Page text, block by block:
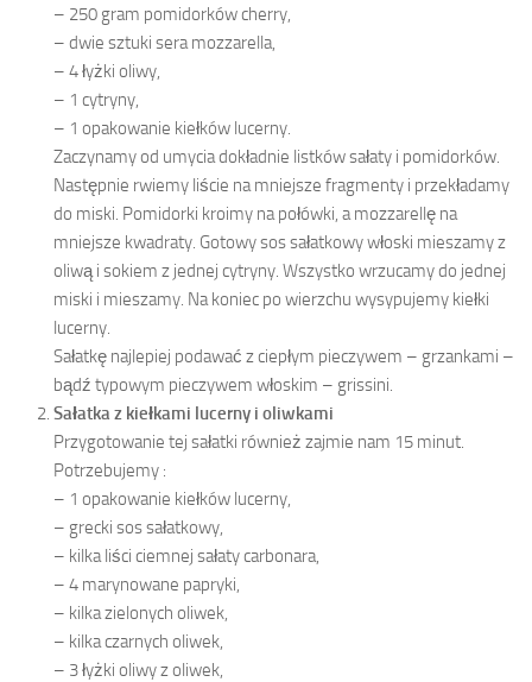
– 250 gram pomidorków cherry,
– dwie sztuki sera mozzarella,
– 4 łyżki oliwy,
– 1 cytryny,
– 1 opakowanie kiełków lucerny.
Zaczynamy od umycia dokładnie listków sałaty i pomidorków.
Następnie rwiemy liście na mniejsze fragmenty i przekładamy
do miski. Pomidorki kroimy na połówki, a mozzarellę na
mniejsze kwadraty. Gotowy sos sałatkowy włoski mieszamy z
oliwą i sokiem z jednej cytryny. Wszystko wrzucamy do jednej
miski i mieszamy. Na koniec po wierzchu wysypujemy kiełki
lucerny.
Sałatkę najlepiej podawać z ciepłym pieczywem – grzankami –
bądź typowym pieczywem włoskim – grissini.
Sałatka z kiełkami lucerny i oliwkami
Przygotowanie tej sałatki również zajmie nam 15 minut.
Potrzebujemy :
– 1 opakowanie kiełków lucerny,
– grecki sos sałatkowy,
– kilka liści ciemnej sałaty carbonara,
– 4 marynowane papryki,
– kilka zielonych oliwek,
– kilka czarnych oliwek,
– 3 łyżki oliwy z oliwek,